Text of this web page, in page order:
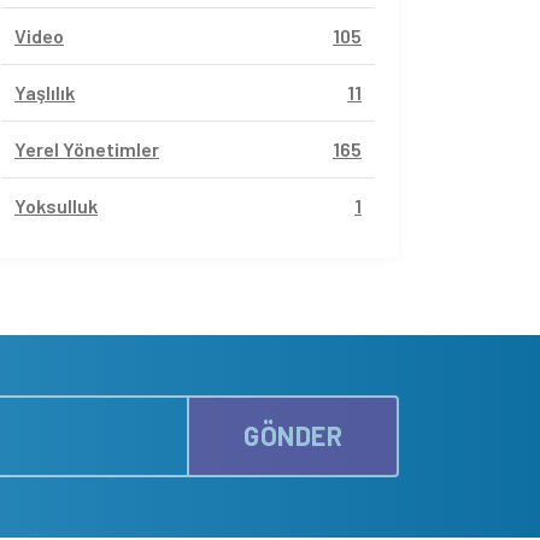
Video 105
Yaşlılık 11
Yerel Yönetimler 165
Yoksulluk 1
GÖNDER